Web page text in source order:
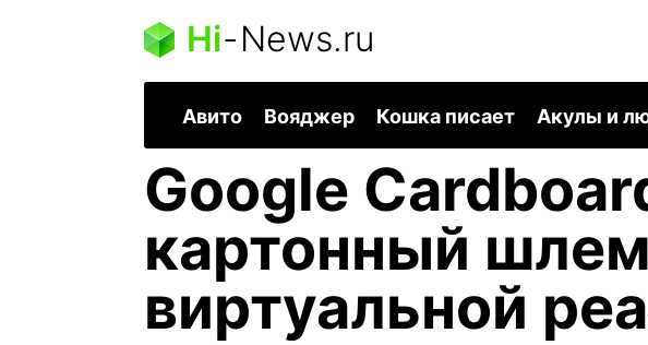
Hi-News.ru
Авито Вояджер Кошка писает Акулы и
Google
картонный шлем
виртуальной